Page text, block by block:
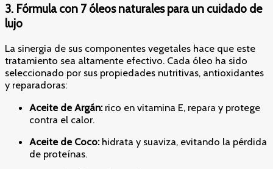
3. Fórmula con 7 óleos naturales para un cuidado de
lujo
La sinergia de sus componentes vegetales hace que este
tratamiento sea altamente efectivo. Cada óleo ha sido
seleccionado por sus propiedades nutritivas, antioxidantes
y reparadoras:
Aceite de Argán:rico en vitamina E, repara y protege
contra el calor.
Aceite de Coco:hidrata y suaviza, evitando la pérdida
de proteínas.